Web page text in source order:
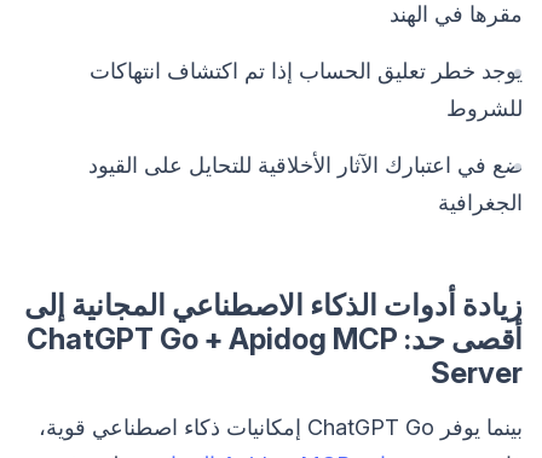
مقرها في الهند
يوجد خطر تعليق الحساب إذا تم اكتشاف انتهاكات
للشروط
ضع في اعتبارك الآثار الأخلاقية للتحايل على القيود
الجغرافية
زيادة أدوات الذكاء الاصطناعي المجانية إلى
أقصى حد: ChatGPT Go + Apidog MCP
Server
بينما يوفر ChatGPT Go إمكانيات ذكاء اصطناعي قوية،